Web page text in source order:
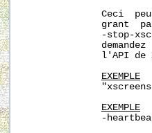
Ceci
grant
-stop-
demandez
l'API de
EXEMPLE
EXEMPLE
-